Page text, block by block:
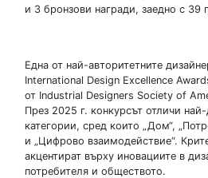
и 3 бронзови награди, заедно с 39
Една от най-авторитетните
International Design Excellence
от Industrial Designers Society of
През 2025 г. конкурсът отличи
категории, сред които „Дом“,
и „Цифрово взаимодействие“.
акцентират върху иновациите в
потребителя и обществото.